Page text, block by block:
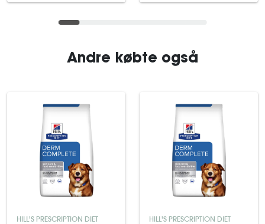
Andre købte også
HILL'S PRESCRIPTION DIET HILL'S PRESCRIPTION DIET